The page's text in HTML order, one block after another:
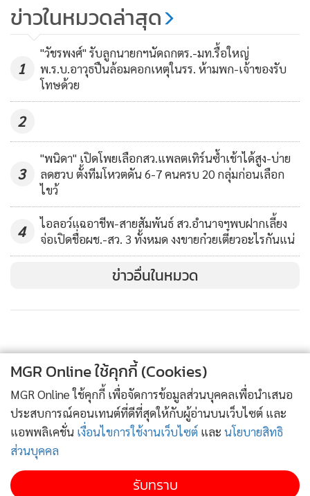
รัฐธรรมนูญปี 2560 กำหนด
169
ข่าวในหมวดล่าสุด
1
"วัชรพงศ์" รับลูกนายกฯนัดถกตร.-มท.รื้อใหญ่
พ.ร.บ.อาวุธปืนล้อมคอกเหตุในรร. ห้ามพก-เจ้าของรับ
โทษด้วย
2
3
"พนิดา" เปิดโพยเลือกสว.แพลตเทิร์นซ้ำเช้าได้สูง-บ่าย
ลดฮวบ ตั้งทีมโหวตดัน 6-7 คนครบ 20 กลุ่มก่อนเลือก
ไขว้
4
ไอลอว์แฉอาชีพ-สายสัมพันธ์ สว.อำนาจฯพบฝากเลี้ยง
จ่อเปิดชื่อผช.-สว. 3 ทั้งหมด งงขายก๋วยเตี๋ยวอะไรกันแน่
ข่าวอื่นในหมวด
MGR Online ใช้คุกกี้ (Cookies)
MGR Online ใช้คุกกี้ เพื่อจัดการข้อมูลส่วนบุคคลเพื่อนำเสนอ
ประสบการณ์คอนเทนต์ที่ดีที่สุดให้กับผู้อ่านบนเว็บไซต์ และ
แอพพลิเคชั่น เงื่อนไขการใช้งานเว็บไซต์ และ นโยบายสิทธิ
ส่วนบุคคล
รับทราบ